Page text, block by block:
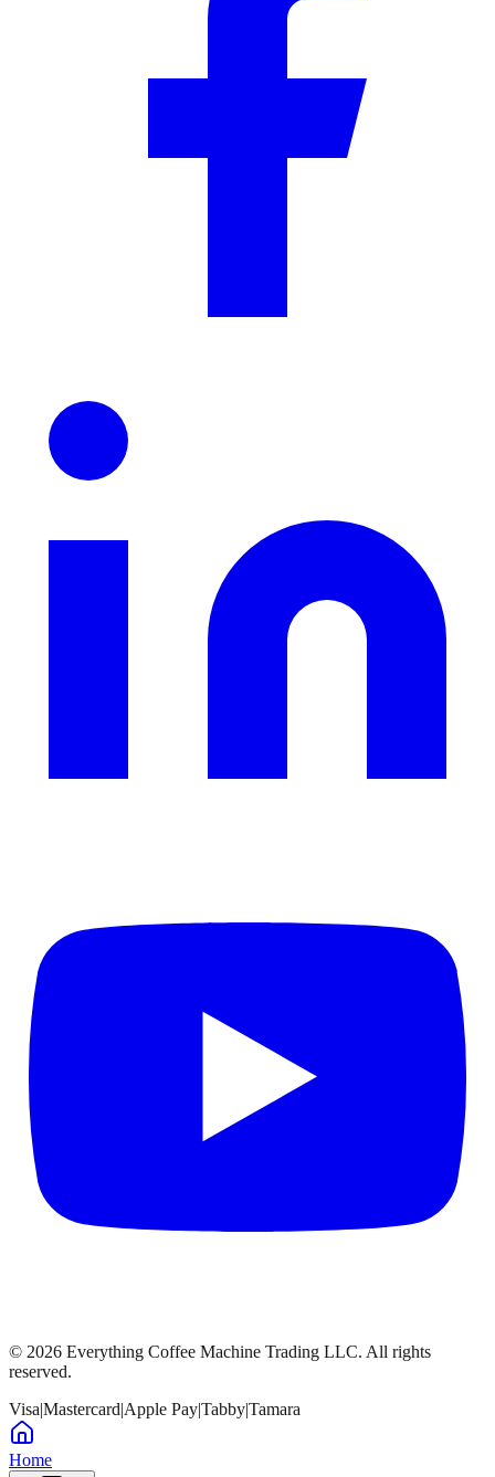
© 2026 Everything Coffee Machine Trading LLC. All rights
reserved.
Visa|Mastercard|Apple Pay|Tabby|Tamara
Home